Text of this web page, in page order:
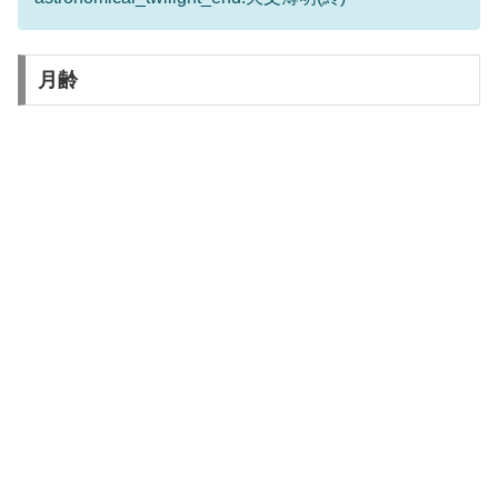
月齢